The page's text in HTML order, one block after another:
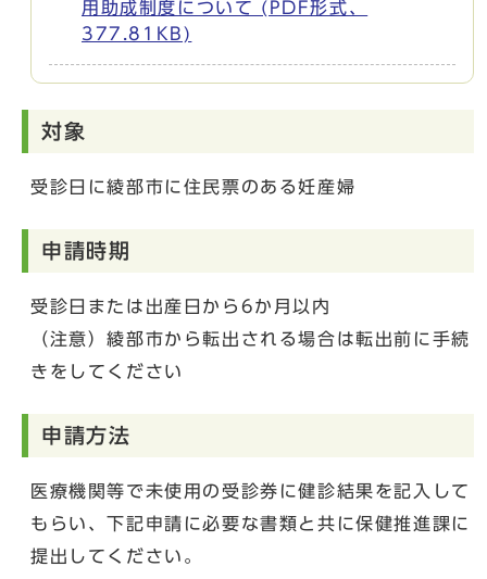
用助成制度について (PDF形式、
377.81KB)
対象
受診日に綾部市に住民票のある妊産婦
申請時期
受診日または出産日から6か月以内
（注意）綾部市から転出される場合は転出前に手続
きをしてください
申請方法
医療機関等で未使用の受診券に健診結果を記入して
もらい、下記申請に必要な書類と共に保健推進課に
提出してください。